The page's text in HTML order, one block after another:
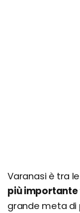
Varanasi è tra
più importante
grande meta di